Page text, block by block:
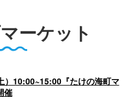
1080
ーケット
）10:00~15:00『たけの海町マ
催